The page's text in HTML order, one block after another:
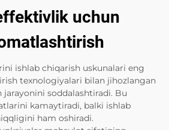
uchun
ishlab chiqarish uskunalari eng
texnologiyalari bilan jihozlangan
jarayonini soddalashtiradi. Bu
kamaytiradi, balki ishlab
ham oshiradi.